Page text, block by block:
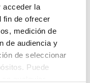
acceder la
fin de ofrecer
medición de
de audiencia y
de seleccionar
Puede
como
aquí.
estás